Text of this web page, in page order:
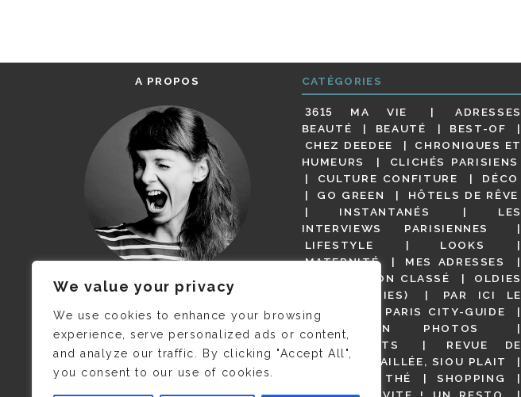
We value your privacy
We use cookies to enhance your browsing
experience, serve personalized ads or content,
and analyze our traffic. By clicking "Accept All",
you consent to our use of cookies.
A PROPOS
JE M’APPELLE DELPHINE MAIS
C’EST ©CAMILLE COLLIN QUI A
PRIS CETTE PHOTO !
CATÉGORIES
3615 MA VIE
ADRESSES
BEAUTÉ
BEAUTÉ
BEST-OF
CHEZ DEEDEE
CHRONIQUES ET
HUMEURS
CLICHÉS PARISIENS
CULTURE CONFITURE
DÉCO
GO GREEN
HÔTELS DE RÊVE
INSTANTANÉS
LES
INTERVIEWS PARISIENNES
LIFESTYLE
LOOKS
MATERNITÉ
MES ADRESSES
NON CLASSÉ
OLDIES
(BUT GOODIES)
PAR ICI LE
MAGOT !
PARIS CITY-GUIDE
PARIS EN PHOTOS
RESTAURANTS
REVUE DE
PRESSE DÉTAILLÉE, SIOU PLAIT
SALONS DE THÉ
SHOPPING
VIDÉOS
VITE ! UN RESTO